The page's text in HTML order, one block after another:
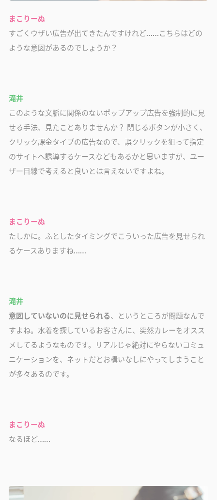
まこりーぬ
すごくウザい広告が出てきたんですけれど……こちらはどの
ような意図があるのでしょうか？
滝井
このような文脈に関係のないポップアップ広告を強制的に見
せる手法、見たことありませんか？ 閉じるボタンが小さく、
クリック課金タイプの広告なので、誤クリックを狙って指定
のサイトへ誘導するケースなどもあるかと思いますが、ユー
ザー目線で考えると良いとは言えないですよね。
まこりーぬ
たしかに。ふとしたタイミングでこういった広告を見せられ
るケースありますね……
滝井
意図していないのに見せられる、というところが問題なんで
すよね。水着を探しているお客さんに、突然カレーをオスス
メしてるようなものです。リアルじゃ絶対にやらないコミュ
ニケーションを、ネットだとお構いなしにやってしまうこと
が多々あるのです。
まこりーぬ
なるほど……